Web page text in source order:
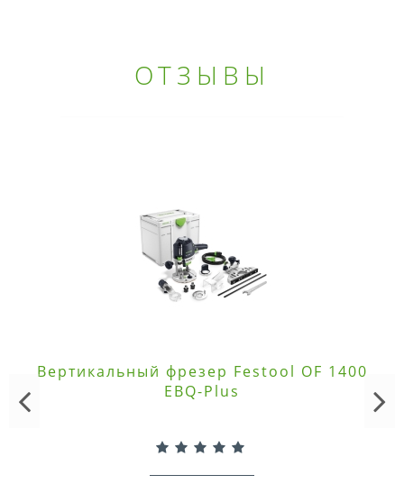
ОТЗЫВЫ
Вертикальный фрезер Festool OF 1400
EBQ-Plus